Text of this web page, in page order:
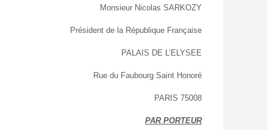
Monsieur Nicolas SARKOZY
Président de la République Française
PALAIS DE L’ELYSEE
Rue du Faubourg Saint Honoré
75008 PARIS
PAR PORTEUR